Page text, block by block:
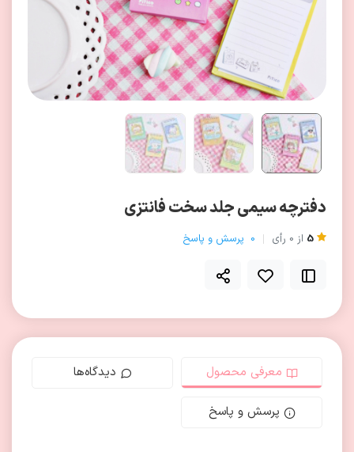
دفترچه سیمی جلد سخت فانتزی
5 از 0 رأی 0 پرسش و پاسخ
معرفی محصول دیدگاه‌ها
پرسش و پاسخ